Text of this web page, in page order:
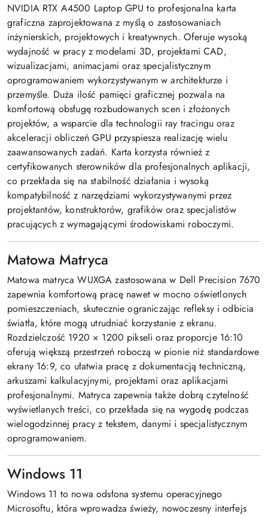
NVIDIA RTX A4500 Laptop GPU to profesjonalna karta
graficzna zaprojektowana z myślą o zastosowaniach
inżynierskich, projektowych i kreatywnych. Oferuje wysoką
wydajność w pracy z modelami 3D, projektami CAD,
wizualizacjami, animacjami oraz specjalistycznym
oprogramowaniem wykorzystywanym w architekturze i
przemyśle. Duża ilość pamięci graficznej pozwala na
komfortową obsługę rozbudowanych scen i złożonych
projektów, a wsparcie dla technologii ray tracingu oraz
akceleracji obliczeń GPU przyspiesza realizację wielu
zaawansowanych zadań. Karta korzysta również z
certyfikowanych sterowników dla profesjonalnych aplikacji,
co przekłada się na stabilność działania i wysoką
kompatybilność z narzędziami wykorzystywanymi przez
projektantów, konstruktorów, grafików oraz specjalistów
pracujących z wymagającymi środowiskami roboczymi.
Matowa Matryca
Matowa matryca WUXGA zastosowana w Dell Precision 7670
zapewnia komfortową pracę nawet w mocno oświetlonych
pomieszczeniach, skutecznie ograniczając refleksy i odbicia
światła, które mogą utrudniać korzystanie z ekranu.
Rozdzielczość 1920 × 1200 pikseli oraz proporcje 16:10
oferują większą przestrzeń roboczą w pionie niż standardowe
ekrany 16:9, co ułatwia pracę z dokumentacją techniczną,
arkuszami kalkulacyjnymi, projektami oraz aplikacjami
profesjonalnymi. Matryca zapewnia także dobrą czytelność
wyświetlanych treści, co przekłada się na wygodę podczas
wielogodzinnej pracy z tekstem, danymi i specjalistycznym
oprogramowaniem.
Windows 11
Windows 11 to nowa odsłona systemu operacyjnego
Microsoftu, która wprowadza świeży, nowoczesny interfejs